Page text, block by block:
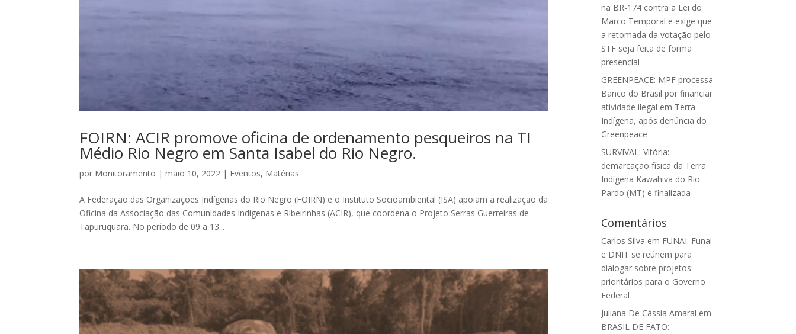
FOIRN: ACIR promove oficina de ordenamento pesqueiros na TI
Médio Rio Negro em Santa Isabel do Rio Negro.
por Monitoramento |maio 10, 2022 | Eventos, Matérias
A Federação das Organizações Indígenas do Rio Negro (FOIRN) e o Instituto Socioambiental (ISA) apoiam a realização da
Oficina da Associação das Comunidades Indígenas e Ribeirinhas (ACIR), que coordena o Projeto Serras Guerreiras de
Tapuruquara. No período de 09 a 13...
na BR-174 contra a Lei do
Marco Temporal e exige que
a retomada da votação pelo
STF seja feita de forma
presencial
GREENPEACE: MPF processa
Banco do Brasil por financiar
atividade ilegal em Terra
Indígena, após denúncia do
Greenpeace
SURVIVAL: Vitória:
demarcação física da Terra
Indígena Kawahiva do Rio
Pardo (MT) é finalizada
Comentários
Carlos Silva em FUNAI: Funai
e DNIT se reúnem para
dialogar sobre projetos
prioritários para o Governo
Federal
Juliana De Cássia Amaral em
BRASIL DE FATO: